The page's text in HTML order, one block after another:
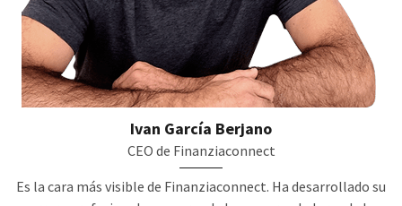
Ivan García Berjano
CEO de Finanziaconnect
Es la cara más visible de Finanziaconnect. Ha desarrollado su